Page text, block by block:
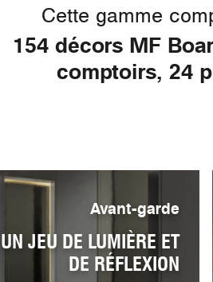
Cette gamme
154 décors MF
comptoirs, 24
Avant-garde
UN JEU DE LUMIÈRE ET
DE RÉFLEXION